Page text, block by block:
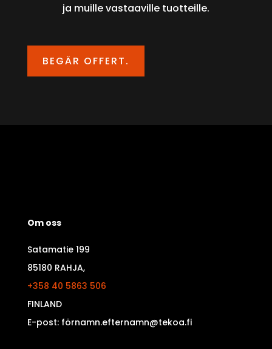
ja muille vastaaville tuotteille.
BEGÄR OFFERT.
Om oss
Satamatie 199
85180 RAHJA,
+358 40 5863 506
FINLAND
E-post: förnamn.efternamn@tekoa.fi